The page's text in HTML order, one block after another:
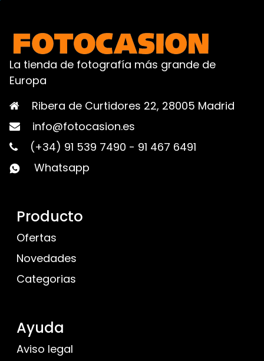
La tienda de fotografía más grande de
Europa
Ribera de Curtidores 22, 28005 Madrid
info@fotocasion.es
(+34) 91 539 7490 - 91 467 6491
Whatsapp
Producto
Ofertas
Novedades
Categorias
Ayuda
Aviso legal